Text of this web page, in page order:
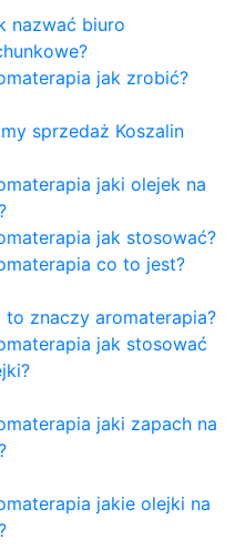
nazwać biuro
jak zrobić?
sprzedaż Koszalin
jaki olejek na
jak stosować?
co to jest?
to znaczy aromaterapia?
jak stosować
jaki zapach na
jakie olejki na